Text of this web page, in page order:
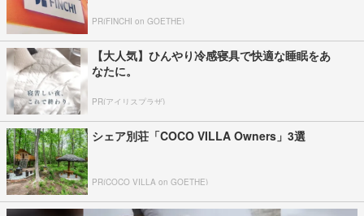
PR(FINCHI on GOETHE)
【大人気】ひんやり冷感寝具で快適な睡眠をあ
なたに。
PR(アイリスプラザ)
シェア別荘「COCO VILLA Owners」3選
PR(COCO VILLA on GOETHE)